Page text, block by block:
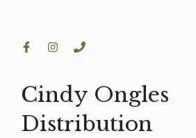
Cindy Ongles
Distribution